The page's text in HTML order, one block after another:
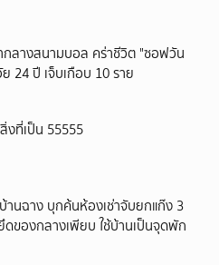
ลางสนามบอล คร่าชีวิต "ซอฟวัน
24 ปี เจ็บเกือบ 10 ราย
งที่เป็น 55555
านฉาง บุกค้นห้องเช่าจับยกแก๊ง 3
ของกลางเพียบ ใช้บ้านเป็นจุดพัก